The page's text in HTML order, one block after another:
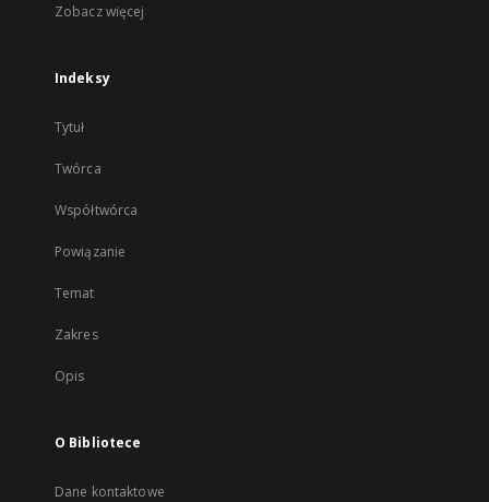
Zobacz więcej
Indeksy
Tytuł
Twórca
Współtwórca
Powiązanie
Temat
Zakres
Opis
O Bibliotece
Dane kontaktowe